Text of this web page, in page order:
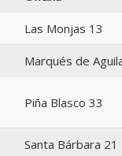
Las Monjas 13
Marqués de
Piña Blasco 33
Santa Bárbara 21